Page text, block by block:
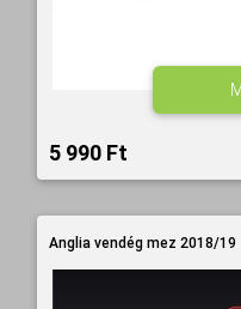
5 990 Ft‎
Anglia vendég mez 2018/19